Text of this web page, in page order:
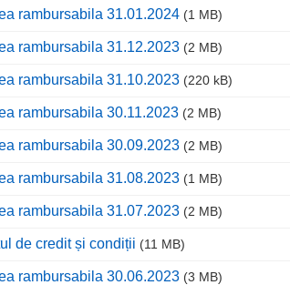
rambursabila 31.01.2024 (1 MB)
rambursabila 31.12.2023 (2 MB)
rambursabila 31.10.2023 (220 kB)
rambursabila 30.11.2023 (2 MB)
rambursabila 30.09.2023 (2 MB)
rambursabila 31.08.2023 (1 MB)
rambursabila 31.07.2023 (2 MB)
de credit și condiții (11 MB)
rambursabila 30.06.2023 (3 MB)